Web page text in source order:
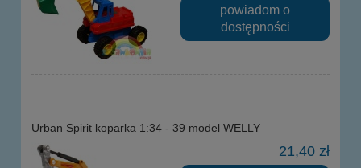
powiadom o
dostępności
Urban Spirit koparka 1:34 - 39 model WELLY
21,40 zł